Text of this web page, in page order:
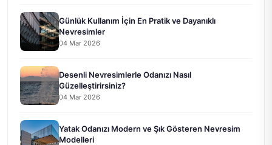
Günlük Kullanım İçin En Pratik ve Dayanıklı
Nevresimler
04 Mar 2026
Desenli Nevresimlerle Odanızı Nasıl
Güzelleştirirsiniz?
04 Mar 2026
Yatak Odanızı Modern ve Şık Gösteren Nevresim
Modelleri